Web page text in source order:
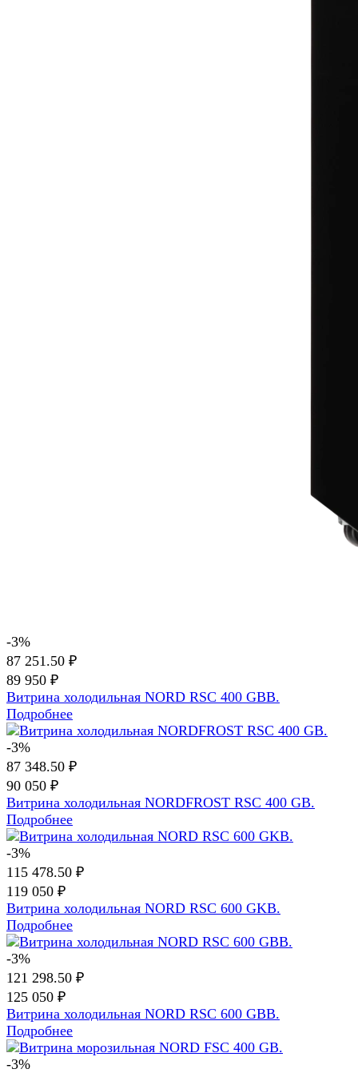
-3%
87 251.50 ₽
89 950 ₽
Витрина холодильная NORD RSC 400 GBB.
Подробнее
-3%
87 348.50 ₽
90 050 ₽
Витрина холодильная NORDFROST RSC 400 GB.
Подробнее
-3%
115 478.50 ₽
119 050 ₽
Витрина холодильная NORD RSC 600 GKB.
Подробнее
-3%
121 298.50 ₽
125 050 ₽
Витрина холодильная NORD RSC 600 GBB.
Подробнее
-3%